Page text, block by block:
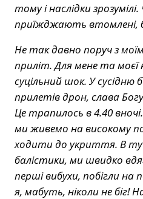
тому і наслідки
приїжджають втомлені,
Не так давно поруч з
приліт. Для мене та моєї
суцільний шок. У сусідню
прилетів дрон, слава
Це трапилось в 4.40
ми живемо на високому
ходити до укриття. В ту
балістики, ми швидко
перші вибухи, побігли на
я, мабуть, ніколи не біг!